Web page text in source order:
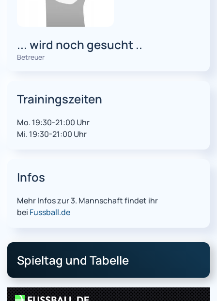
... wird noch gesucht ..
Betreuer
Trainingszeiten
Mo. 19:30-21:00 Uhr
Mi. 19:30-21:00 Uhr
Infos
Mehr Infos zur 3. Mannschaft findet ihr
bei Fussball.de
Spieltag und Tabelle